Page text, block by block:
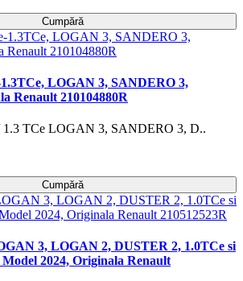
Cumpără
LOGAN 3, SANDERO 3,
Renault 210104880R
1.3 TCe LOGAN 3, SANDERO 3, D..
Cumpără
3, LOGAN 2, DUSTER 2, 1.0TCe si
2024, Originala Renault